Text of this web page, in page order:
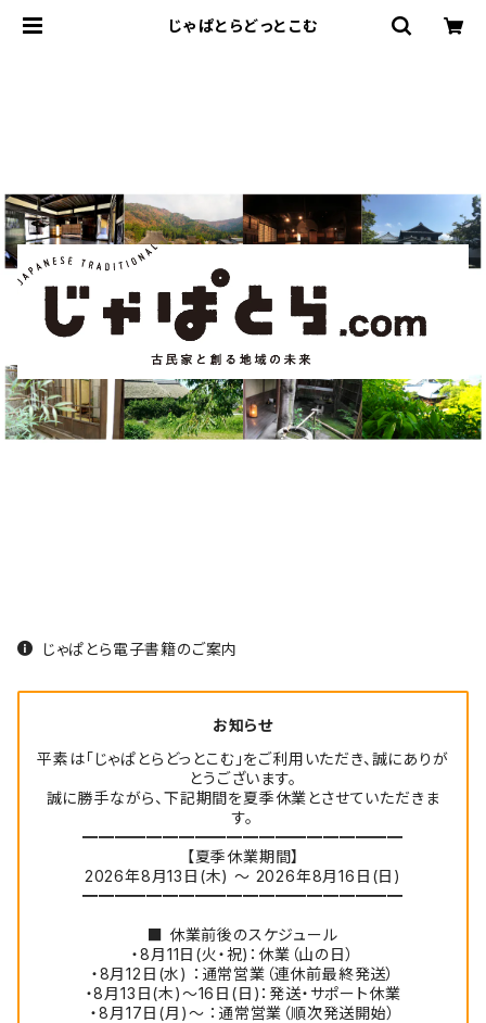
じゃぱとらどっとこむ
じゃぱとら電子書籍のご案内
お知らせ
平素は「じゃぱとらどっとこむ」をご利用いただき、誠にありが
とうございます。
誠に勝手ながら、下記期間を夏季休業とさせていただきま
す。
━━━━━━━━━━━━━━━━━━━━
【夏季休業期間】
2026年8月13日(木) ～ 2026年8月16日(日)
━━━━━━━━━━━━━━━━━━━━
■ 休業前後のスケジュール
・8月11日(火・祝)：休業（山の日）
・8月12日(水) ：通常営業（連休前最終発送）
・8月13日(木)～16日(日)：発送・サポート休業
・8月17日(月)～ ：通常営業（順次発送開始）